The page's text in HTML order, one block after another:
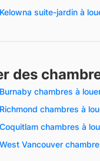
Kelowna suite-jardin à
des
Burnaby chambres à
Richmond chambres à
Coquitlam chambres à
West Vancouver